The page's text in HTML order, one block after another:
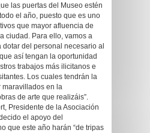
las puertas del Museo estén
el año, puesto que es uno
que mayor afluencia de
ciudad. Para ello, vamos a
dotar del personal necesario al
así tengan la oportunidad
trabajos más ilicitanos e
Los cuales tendrán la
en la
de arte que realizáis”.
Presidente de la Asociación
el apoyo del
que este año harán “de tripas